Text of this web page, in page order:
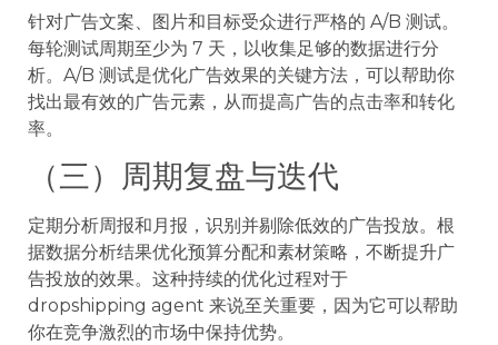
针对广告文案、图片和目标受众进行严格的 A/B 测试。
每轮测试周期至少为 7 天，以收集足够的数据进行分
析。A/B 测试是优化广告效果的关键方法，可以帮助你
找出最有效的广告元素，从而提高广告的点击率和转化
率。
（三）周期复盘与迭代
定期分析周报和月报，识别并剔除低效的广告投放。根
据数据分析结果优化预算分配和素材策略，不断提升广
告投放的效果。这种持续的优化过程对于
dropshipping agent 来说至关重要，因为它可以帮助
你在竞争激烈的市场中保持优势。